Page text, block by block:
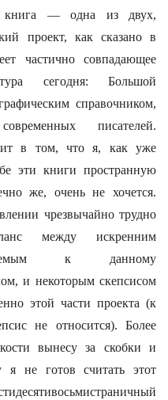
книга — одна из двух,
проект, как сказано в
частично совпадающее
сегодня: Большой
справочником,
писателей.
в том, что я, как уже
эти книги пространную
же, очень не хочется.
чрезвычайно трудно
между искренним
к данному
и некоторым скепсисом
этой части проекта (к
не относится). Более
вынесу за скобки и
я не готов считать этот